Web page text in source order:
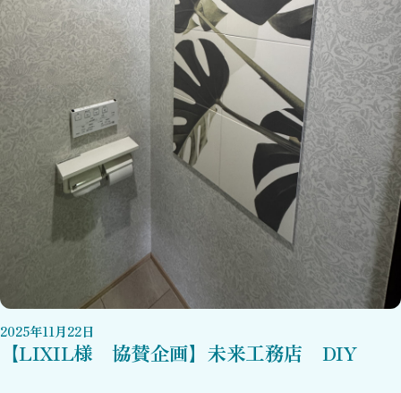
2025年11月22日
【LIXIL様 協賛企画】未来工務店 DIY